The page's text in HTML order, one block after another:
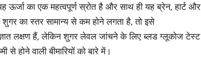
ऊर्जा का एक महत्वपूर्ण स्रोत है और साथ ही यह ब्रेन, हार्ट और
का स्तर सामान्य से कम होने लगता है, तो इसे
ज्ञात लक्षण हैं, लेकिन शुगर लेवल जांचने के लिए ब्लड ग्लूकोज टेस्ट
वाली बीमारियों को बारे में।